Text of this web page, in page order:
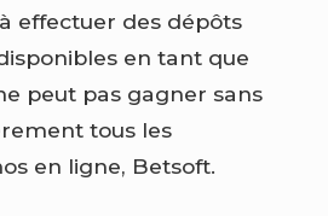
effectuer des dépôts
en tant que
peut pas gagner sans
tous les
en ligne, Betsoft.